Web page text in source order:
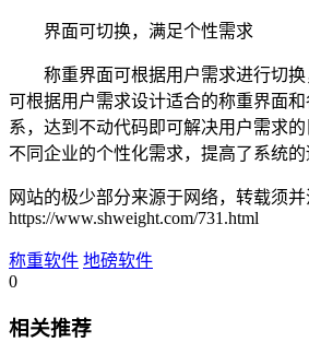
界面可切换，满足个性需求
称重界面可根据用户需求进行切换
可根据用户需求设计适合的称重界面
系，达到不动代码即可解决用户需求
不同企业的个性化需求，提高了系统的
网站的极少部分来源于网络，转载须并
https://www.shweight.com/731.html
称重软件 地磅软件
0
相关推荐